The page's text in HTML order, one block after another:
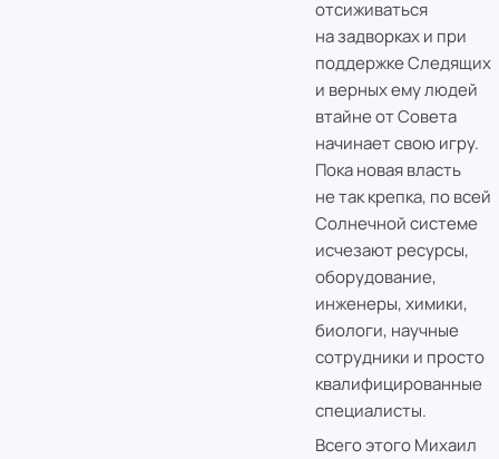
отсиживаться
на задворках и при
поддержке Следящих
и верных ему людей
втайне от Совета
начинает свою игру.
Пока новая власть
не так крепка, по всей
Солнечной системе
исчезают ресурсы,
оборудование,
инженеры, химики,
биологи, научные
сотрудники и просто
квалифицированные
специалисты.
Всего этого Михаил